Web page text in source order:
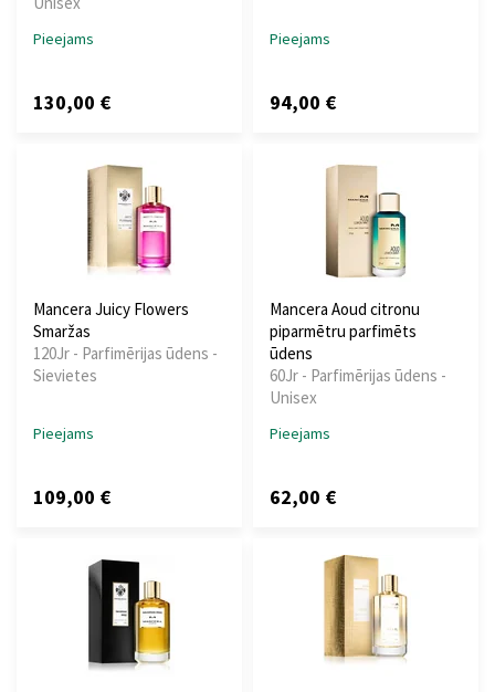
Pieejams
130,00 €
Pieejams
94,00 €
Mancera Juicy Flowers
Smaržas
120Jr - Parfimērijas ūdens -
Sievietes
Pieejams
109,00 €
Mancera Aoud citronu
piparmētru parfimēts
ūdens
60Jr - Parfimērijas ūdens -
Unisex
Pieejams
62,00 €